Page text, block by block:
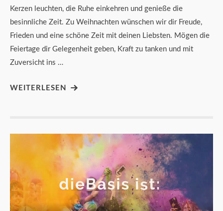
Kerzen leuchten, die Ruhe einkehren und genieße die
besinnliche Zeit. Zu Weihnachten wünschen wir dir Freude,
Frieden und eine schöne Zeit mit deinen Liebsten. Mögen die
Feiertage dir Gelegenheit geben, Kraft zu tanken und mit
Zuversicht ins …
WEITERLESEN